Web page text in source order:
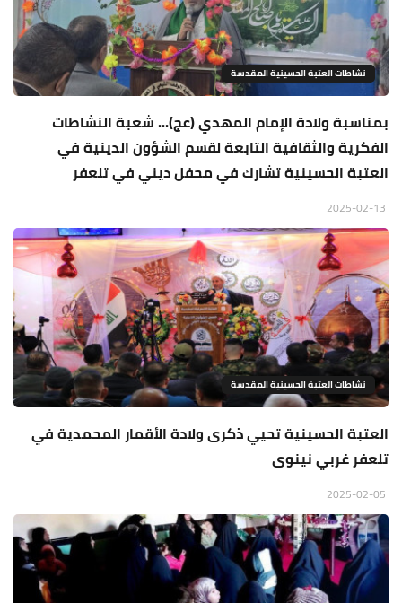
نشاطات العتبة الحسينية المقدسة
بمناسبة ولادة الإمام المهدي (عج)... شعبة النشاطات
الفكرية والثقافية التابعة لقسم الشؤون الدينية في
العتبة الحسينية تشارك في محفل ديني في تلعفر
نشاطات العتبة الحسينية المقدسة
العتبة الحسينية تحيي ذكرى ولادة الأقمار المحمدية في
تلعفر غربي نينوى